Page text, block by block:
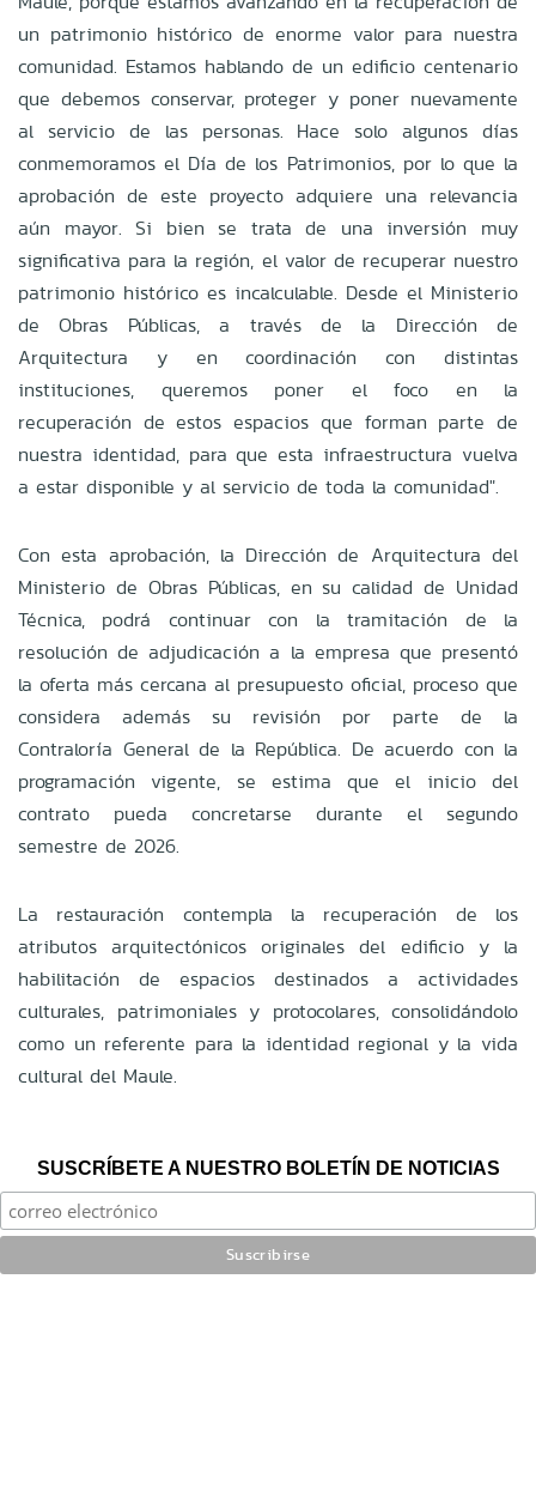
un patrimonio histórico de enorme valor para nuestra
comunidad. Estamos hablando de un edificio centenario
que debemos conservar, proteger y poner nuevamente
al servicio de las personas. Hace solo algunos días
conmemoramos el Día de los Patrimonios, por lo que la
aprobación de este proyecto adquiere una relevancia
aún mayor. Si bien se trata de una inversión muy
significativa para la región, el valor de recuperar nuestro
patrimonio histórico es incalculable. Desde el Ministerio
de Obras Públicas, a través de la Dirección de
Arquitectura y en coordinación con distintas
instituciones, queremos poner el foco en la
recuperación de estos espacios que forman parte de
nuestra identidad, para que esta infraestructura vuelva
a estar disponible y al servicio de toda la comunidad".
Con esta aprobación, la Dirección de Arquitectura del
Ministerio de Obras Públicas, en su calidad de Unidad
Técnica, podrá continuar con la tramitación de la
resolución de adjudicación a la empresa que presentó
la oferta más cercana al presupuesto oficial, proceso que
considera además su revisión por parte de la
Contraloría General de la República. De acuerdo con la
programación vigente, se estima que el inicio del
contrato pueda concretarse durante el segundo
semestre de 2026.
La restauración contempla la recuperación de los
atributos arquitectónicos originales del edificio y la
habilitación de espacios destinados a actividades
culturales, patrimoniales y protocolares, consolidándolo
como un referente para la identidad regional y la vida
cultural del Maule.
SUSCRÍBETE A NUESTRO BOLETÍN DE NOTICIAS